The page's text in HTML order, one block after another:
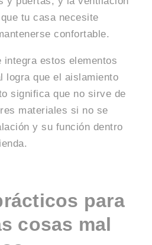
tu casa necesite
confortable.
integra estos elementos
logra que el aislamiento
significa que no sirve de
materiales si no se
y su función dentro
para
cosas mal